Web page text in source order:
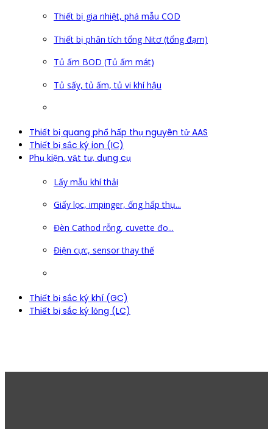
Thiết bị gia nhiệt, phá mẫu COD
Thiết bị phân tích tổng Nitơ (tổng đạm)
Tủ ấm BOD (Tủ ấm mát)
Tủ sấy, tủ ấm, tủ vi khí hậu
Thiết bị quang phổ hấp thụ nguyên tử AAS
Thiết bị sắc ký ion (IC)
Phụ kiện, vật tư, dụng cụ
Lấy mẫu khí thải
Giấy lọc, impinger, ống hấp thụ...
Đèn Cathod rỗng, cuvette đo...
Điện cực, sensor thay thế
Thiết bị sắc ký khí (GC)
Thiết bị sắc ký lỏng (LC)